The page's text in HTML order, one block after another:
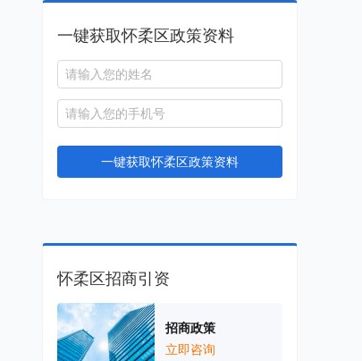
一键获取怀柔区政策资料
一键获取怀柔区政策资料
怀柔区招商引资
招商政策
立即咨询